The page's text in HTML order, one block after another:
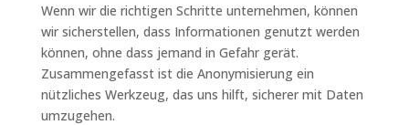
Wenn wir die richtigen Schritte unternehmen, können
wir sicherstellen, dass Informationen genutzt werden
können, ohne dass jemand in Gefahr gerät.
Zusammengefasst ist die Anonymisierung ein
nützliches Werkzeug, das uns hilft, sicherer mit Daten
umzugehen.